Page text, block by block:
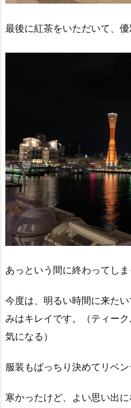
最後に紅茶をいただいて、優
あっという間に終わってしま
今度は、明るい時間に来た
みはキレイです。（ティー
気になる）
服装もばっちり決めてリベン
寒かったけど、よい思い出